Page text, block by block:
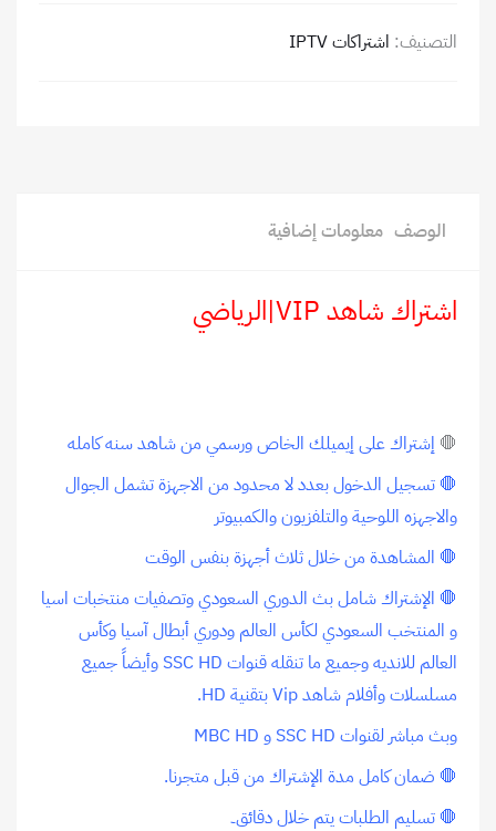
التصنيف: اشتراكات IPTV
الوصف معلومات إضافية
اشتراك شاهد VIP|الرياضي
🛑 إشتراك على إيميلك الخاص ورسمي من شاهد سنه كامله
🛑 تسجيل الدخول بعدد لا محدود من الاجهزة تشمل الجوال
والاجهزه اللوحية والتلفزيون والكمبيوتر
🛑 المشاهدة من خلال ثلاث أجهزة بنفس الوقت
🛑 الإشتراك شامل بث الدوري السعودي وتصفيات منتخبات اسيا
و المنتخب السعودي لكأس العالم ودوري أبطال آسيا وكأس
العالم للانديه وجميع ما تنقله قنوات SSC HD وأيضاً جميع
مسلسلات وأفلام شاهد Vip بتقنية HD.
وبث مباشر لقنوات SSC HD و MBC HD
🛑 ضمان كامل مدة الإشتراك من قبل متجرنا.
🛑 تسليم الطلبات يتم خلال دقائق۔